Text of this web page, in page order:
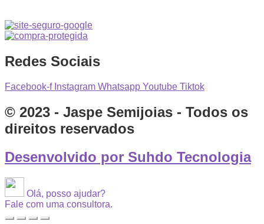
Redes Sociais
Facebook-f Instagram Whatsapp Youtube Tiktok
© 2023 - Jaspe Semijoias - Todos os
direitos reservados
Desenvolvido por Suhdo Tecnologia
Olá, posso ajudar?
Fale com uma consultora.